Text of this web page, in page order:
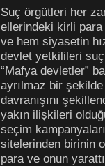
Suç örgütleri her
ellerindeki kirli
ve hem siyasetin
devlet yetkilileri suç
“Mafya devletler”
ayrılmaz bir
davranışını
yakın ilişkileri
seçim
sitelerinden birinin
para ve onun